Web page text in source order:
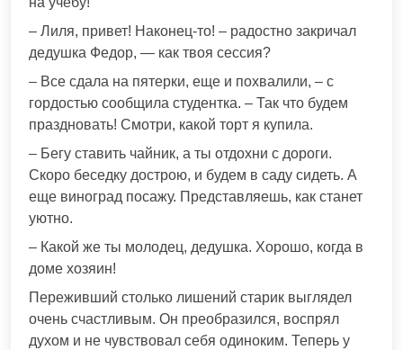
– Лиля, привет! Наконец-то! – радостно закричал
дедушка Федор, — как твоя сессия?
– Все сдала на пятерки, еще и похвалили, – с
гордостью сообщила студентка. – Так что будем
праздновать! Смотри, какой торт я купила.
– Бегу ставить чайник, а ты отдохни с дороги.
Скоро беседку дострою, и будем в саду сидеть. А
еще виноград посажу. Представляешь, как станет
уютно.
– Какой же ты молодец, дедушка. Хорошо, когда в
доме хозяин!
Переживший столько лишений старик выглядел
очень счастливым. Он преобразился, воспрял
духом и не чувствовал себя одиноким. Теперь у